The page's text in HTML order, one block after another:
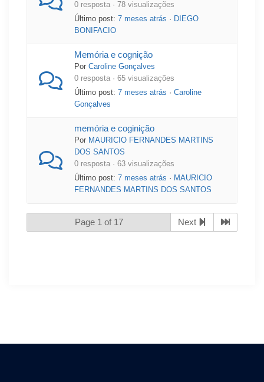
0 resposta · 78 visualizações
Último post: 7 meses atrás · DIEGO
BONIFACIO
Memória e cognição
Por Caroline Gonçalves
0 resposta · 65 visualizações
Último post: 7 meses atrás · Caroline
Gonçalves
memória e coginição
Por MAURICIO FERNANDES MARTINS
DOS SANTOS
0 resposta · 63 visualizações
Último post: 7 meses atrás · MAURICIO
FERNANDES MARTINS DOS SANTOS
Page 1 of 17 Next